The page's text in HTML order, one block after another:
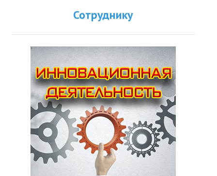
Сотруднику